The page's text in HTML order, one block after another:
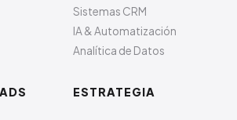
Sistemas CRM
IA & Automatización
Analítica de Datos
ESTRATEGIA